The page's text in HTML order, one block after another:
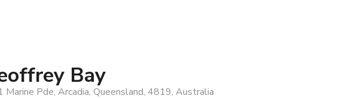
Bay
Marine Pde, Arcadia, Queensland, 4819, Australia